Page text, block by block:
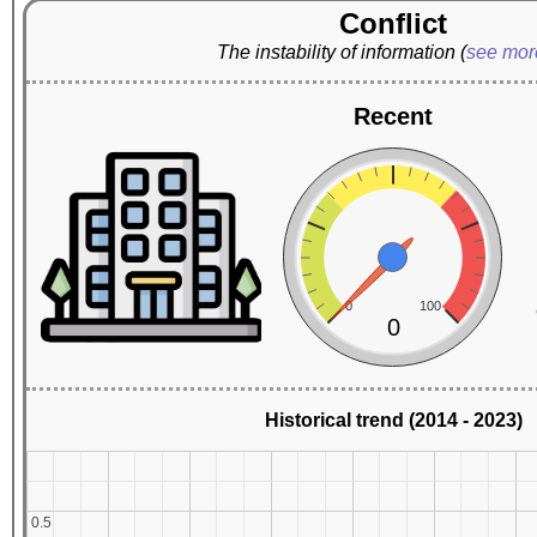
Conflict
The instability of information (see
Recent
0 100
0
Historical trend (2014 - 2023)
0.5
0.5